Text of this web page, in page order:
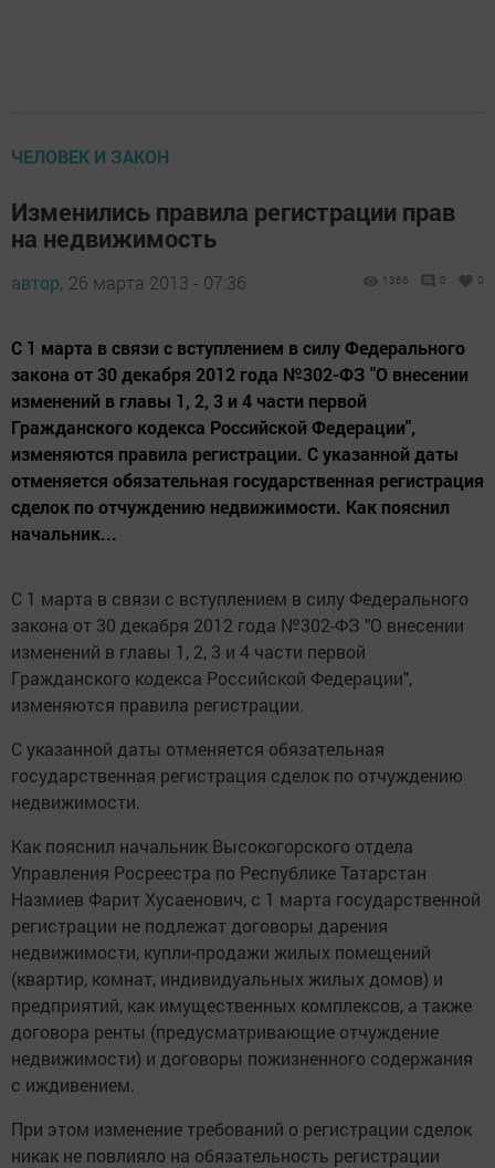
ЧЕЛОВЕК И ЗАКОН
Изменились правила регистрации прав
на недвижимость
автор, 26 марта 2013 - 07:36 1366 0 0
С 1 марта в связи с вступлением в силу Федерального
закона от 30 декабря 2012 года №302-ФЗ "О внесении
изменений в главы 1, 2, 3 и 4 части первой
Гражданского кодекса Российской Федерации",
изменяются правила регистрации. С указанной даты
отменяется обязательная государственная регистрация
сделок по отчуждению недвижимости. Как пояснил
начальник...
С 1 марта в связи с вступлением в силу Федерального
закона от 30 декабря 2012 года №302-ФЗ "О внесении
изменений в главы 1, 2, 3 и 4 части первой
Гражданского кодекса Российской Федерации",
изменяются правила регистрации.
С указанной даты отменяется обязательная
государственная регистрация сделок по отчуждению
недвижимости.
Как пояснил начальник Высокогорского отдела
Управления Росреестра по Республике Татарстан
Назмиев Фарит Хусаенович, с 1 марта государственной
регистрации не подлежат договоры дарения
недвижимости, купли-продажи жилых помещений
(квартир, комнат, индивидуальных жилых домов) и
предприятий, как имущественных комплексов, а также
договора ренты (предусматривающие отчуждение
недвижимости) и договоры пожизненного содержания
с иждивением.
При этом изменение требований о регистрации сделок
никак не повлияло на обязательность регистрации